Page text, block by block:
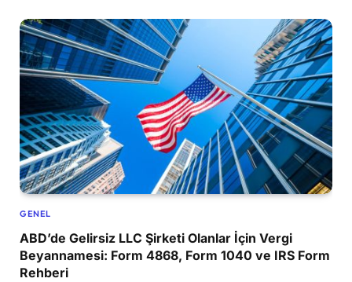
GENEL
ABD’de Gelirsiz LLC Şirketi Olanlar İçin Vergi
Beyannamesi: Form 4868, Form 1040 ve IRS Form
Rehberi